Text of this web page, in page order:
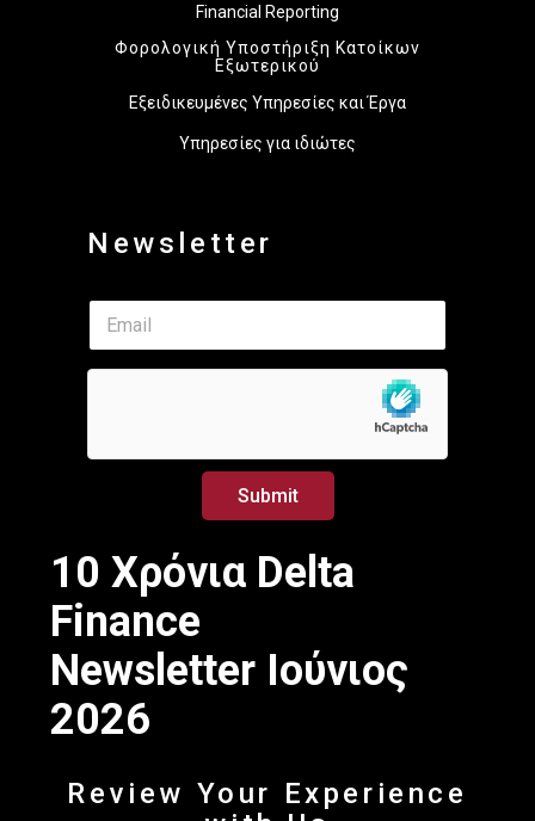
Financial Reporting
Φορολογική Υποστήριξη Κατοίκων
Εξωτερικού
Εξειδικευμένες Υπηρεσίες και Έργα
Υπηρεσίες για ιδιώτες
Newsletter
i
l
E
a
i
E
a
i
Submit
10 Χρόνια Delta
Finance
Newsletter Ιούνιος
2026
Review Your Experience